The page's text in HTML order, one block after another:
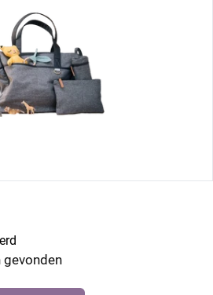
gevonden